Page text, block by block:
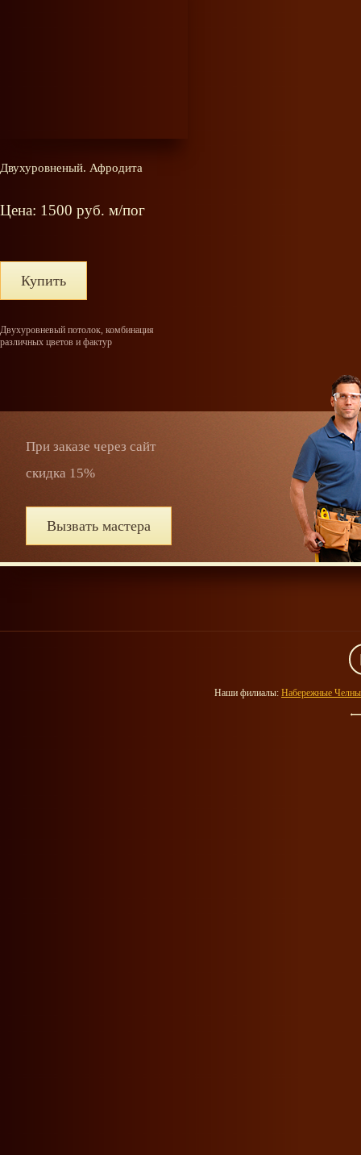
Двухуровненый. Афродита
Цена: 1500 руб. м/пог
Купить
Двухуровневый потолок, комбинация
различных цветов и фактур
При заказе через сайт
скидка 15%
Вызвать мастера
Наши филиалы: Набережные Челны